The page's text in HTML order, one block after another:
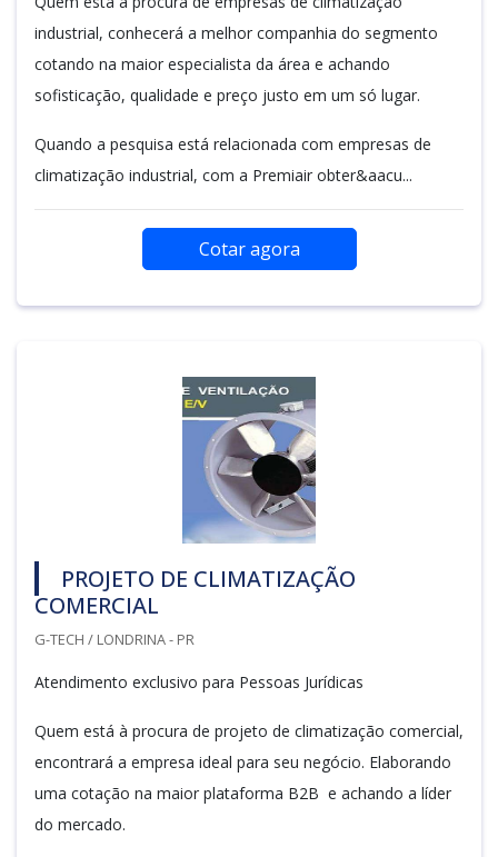
industrial, conhecerá a melhor companhia do segmento
cotando na maior especialista da área e achando
sofisticação, qualidade e preço justo em um só lugar.
Quando a pesquisa está relacionada com empresas de
climatização industrial, com a Premiair obter&aacu...
Cotar agora
PROJETO DE CLIMATIZAÇÃO
COMERCIAL
G-TECH / LONDRINA - PR
Atendimento exclusivo para Pessoas Jurídicas
Quem está à procura de projeto de climatização comercial,
encontrará a empresa ideal para seu negócio. Elaborando
uma cotação na maior plataforma B2B e achando a líder
do mercado.